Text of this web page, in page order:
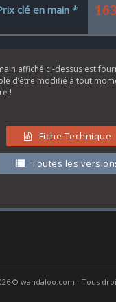
clé en main *
affiché ci-dessus est
d’être modifié à tout
!
Fiche Technique
Toutes les
© wandaloo.com - Tous